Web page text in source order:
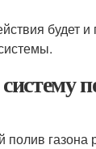
будет
полив